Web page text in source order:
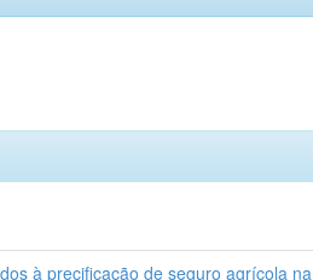
à precificação de seguro agrícola na